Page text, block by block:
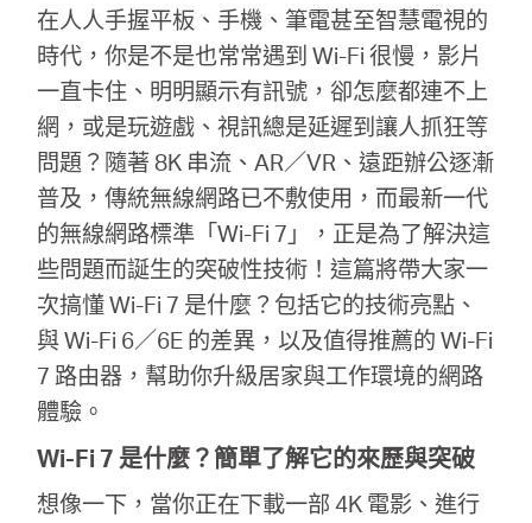
在人人手握平板、手機、筆電甚至智慧電視的
時代，你是不是也常常遇到 Wi-Fi 很慢，影片
一直卡住、明明顯示有訊號，卻怎麼都連不上
網，或是玩遊戲、視訊總是延遲到讓人抓狂等
問題？隨著 8K 串流、AR／VR、遠距辦公逐漸
普及，傳統無線網路已不敷使用，而最新一代
的無線網路標準「Wi-Fi 7」，正是為了解決這
些問題而誕生的突破性技術！這篇將帶大家一
次搞懂 Wi-Fi 7 是什麼？包括它的技術亮點、
與 Wi-Fi 6／6E 的差異，以及值得推薦的 Wi-Fi
7 路由器，幫助你升級居家與工作環境的網路
體驗。
Wi-Fi 7 是什麼？簡單了解它的來歷與突破
想像一下，當你正在下載一部 4K 電影、進行